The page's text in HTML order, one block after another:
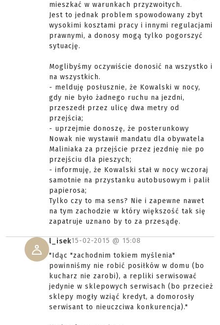
mieszkać w warunkach przyzwoitych.
Jest to jednak problem spowodowany zbyt
wysokimi kosztami pracy i innymi regulacjami
prawnymi, a donosy mogą tylko pogorszyć
sytuację.
Moglibyśmy oczywiście donosić na wszystko i
na wszystkich.
- melduję posłusznie, że Kowalski w nocy,
gdy nie było żadnego ruchu na jezdni,
przeszedł przez ulicę dwa metry od
przejścia;
- uprzejmie donoszę, że posterunkowy
Nowak nie wystawił mandatu dla obywatela
Maliniaka za przejście przez jezdnię nie po
przejściu dla pieszych;
- informuję, że Kowalski stał w nocy wczoraj
samotnie na przystanku autobusowym i palił
papierosa;
Tylko czy to ma sens? Nie i zapewne nawet
na tym zachodzie w który większość tak się
zapatruje uznano by to za przesądę.
l_isek15-02-2015 @ 15:08
"Idąc "zachodnim tokiem myślenia"
powinniśmy nie robić posiłków w domu (bo
kucharz nie zarobi), a repliki serwisować
jedynie w sklepowych serwisach (bo przecież
sklepy mogły wziąć kredyt, a domorosły
serwisant to nieuczciwa konkurencja)."